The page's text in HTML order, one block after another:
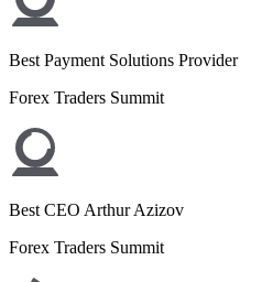
Best Payment Solutions Provider
Forex Traders Summit
Best CEO Arthur Azizov
Forex Traders Summit